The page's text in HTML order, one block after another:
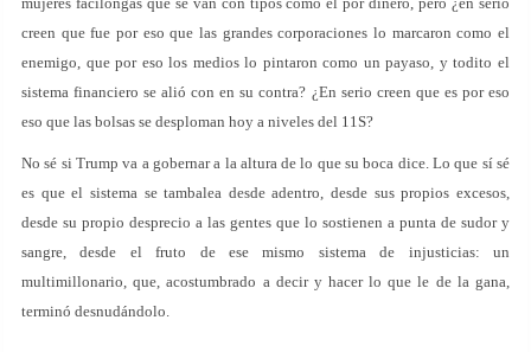
creen que fue por eso que las grandes corporaciones lo marcaron como el
enemigo, que por eso los medios lo pintaron como un payaso, y todito el
sistema financiero se alió con en su contra? ¿En serio creen que es por eso
eso que las bolsas se desploman hoy a niveles del 11S?
No sé si Trump va a gobernar a la altura de lo que su boca dice. Lo que sí sé
es que el sistema se tambalea desde adentro, desde sus propios excesos,
desde su propio desprecio a las gentes que lo sostienen a punta de sudor y
sangre, desde el fruto de ese mismo sistema de injusticias: un
multimillonario, que, acostumbrado a decir y hacer lo que le de la gana,
terminó desnudándolo.